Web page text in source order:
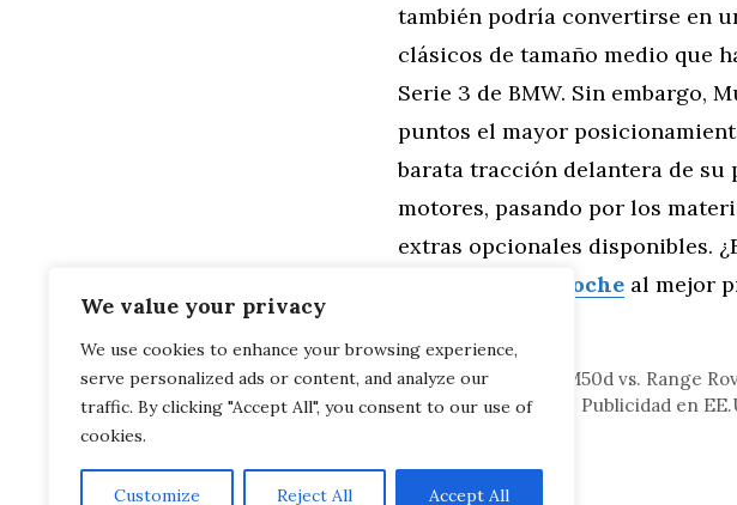
We value your privacy
We use cookies to enhance your browsing experience,
serve personalized ads or content, and analyze our
traffic. By clicking "Accept All", you consent to our use of
cookies.
Customize Reject All Accept All
también podría convertirse en
clásicos de tamaño medio que
Serie 3 de BMW. Sin embargo,
puntos el mayor
barata tracción delantera de su
motores, pasando por los
extras opcionales disponibles.
compramos tu coche al mejor
Categorías
General,Motor
Vídeo: BMW X5 M50d vs. Range
Más que admirar: Publicidad en